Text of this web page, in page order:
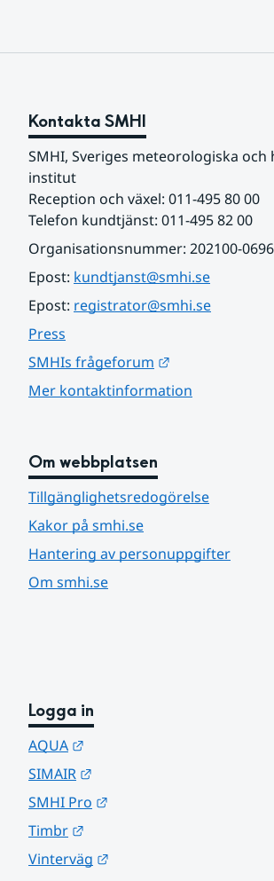
Kontakta SMHI
SMHI, Sveriges meteorologiska och
institut
Reception och växel: 011-495 80 00
Telefon kundtjänst: 011-495 82 00
Organisationsnummer: 202100-0696
Epost: kundtjanst@smhi.se
Epost: registrator@smhi.se
Press
SMHIs frågeforum
Mer kontaktinformation
Om webbplatsen
Tillgänglighetsredogörelse
Kakor på smhi.se
Hantering av personuppgifter
Om smhi.se
Logga in
AQUA
SIMAIR
SMHI Pro
Timbr
Vinterväg